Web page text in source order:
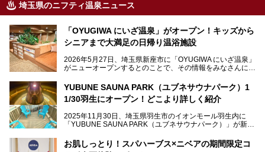
埼玉県のニフティ温泉ニュース
「OYUGIWA にいざ温泉」がオープン！キッズから
シニアまで大満足の日帰り温浴施設
2026年5月27日、埼玉県新座市に「OYUGIWA にいざ温泉」
がニューオープンするとのことで、その情報をみなさんにい
メインとなる黒湯の天然温泉や本格的なサウナをはじめ、4
種類のリラックスルームやお食事処、他施設とは一線を画す
てきました！
YUBUNE SAUNA PARK（ユブネサウナパーク）1
1/30羽生にオープン！どこより詳しく紹介
2025年11月30日、埼玉県羽生市のイオンモール羽生内に
「YUBUNE SAUNA PARK（ユブネサウナパーク）」が新規
今年の4月1日から楽久屋グループの一員となった「湯舞音
お肌しっとり！スパハーブス×ニベアの期間限定コ